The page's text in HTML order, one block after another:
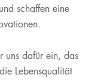
schaffen eine
uns dafür ein, das
Lebensqualität